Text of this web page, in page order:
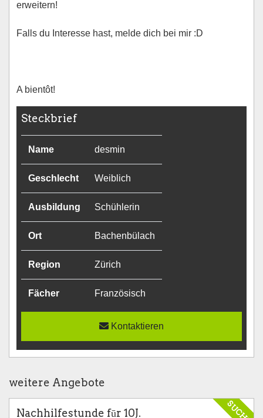
erweitern!
Falls du Interesse hast, melde dich bei mir :D
A bientôt!
Steckbrief
Name desmin
Geschlecht Weiblich
Ausbildung Schühlerin
Ort Bachenbülach
Region Zürich
Fächer Französisch
Kontaktieren
weitere Angebote
Nachhilfestunde fūr 10J.